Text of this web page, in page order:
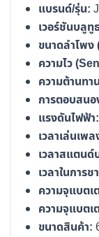
แบรนด์/รุ่น:
เวอร์ชันบลูทู
ขนาดลำโพง
ความไว
ความต้านท
การตอบสน
แรงดันไฟฟ้า:
เวลาเล่นเพล
เวลาสแตนด์
เวลาในการช
ความจุแบตเ
ความจุแบตเ
ขนาดสินค้า: